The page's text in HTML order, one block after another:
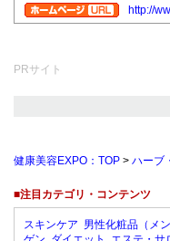
http://
PRサイト
健康美容EXPO：TOP > ハーブ
■注目カテゴリ・コンテンツ
スキンケア 男性化粧品（メ